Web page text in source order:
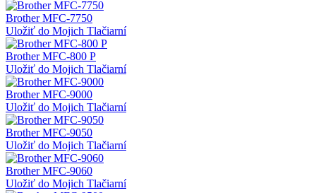
Brother MFC-7750
Uložiť do Mojich Tlačiarní
Brother MFC-800 P
Uložiť do Mojich Tlačiarní
Brother MFC-9000
Uložiť do Mojich Tlačiarní
Brother MFC-9050
Uložiť do Mojich Tlačiarní
Brother MFC-9060
Uložiť do Mojich Tlačiarní